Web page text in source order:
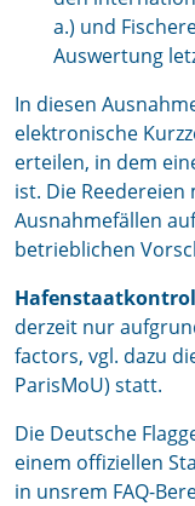
a.) und
Auswertung
In diesen
elektronische
erteilen, in dem
ist. Die
Ausnahmefällen
betrieblichen
derzeit nur
factors, vgl. dazu
ParisMoU) statt.
Die Deutsche
einem offiziellen
in unsrem FAQ-